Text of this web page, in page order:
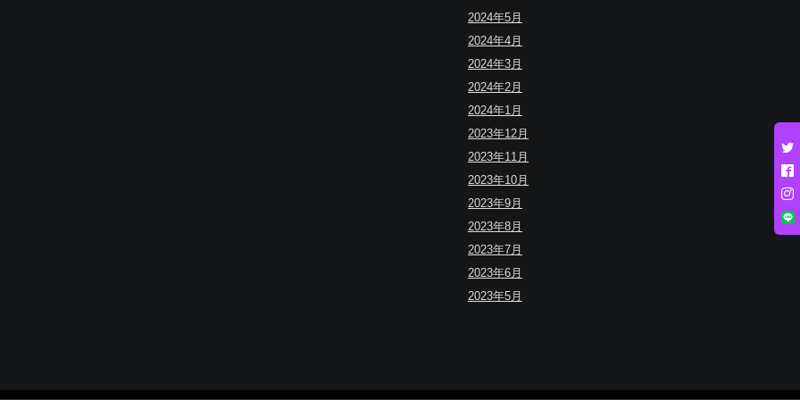
2024年5月
2024年4月
2024年3月
2024年2月
2024年1月
2023年12月
2023年11月
2023年10月
2023年9月
2023年8月
2023年7月
2023年6月
2023年5月